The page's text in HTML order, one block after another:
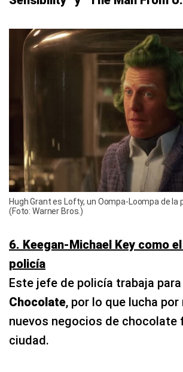
Hugh Grant es Lofty, un Oompa-Loompa de la
(Foto: Warner Bros.)
6. Keegan-Michael Key como
policía
Este jefe de policía trabaja para
Chocolate, por lo que lucha
nuevos negocios de chocolate
ciudad.